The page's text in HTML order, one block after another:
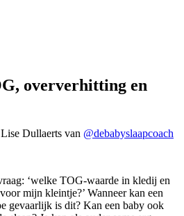
oververhitting en
Dullaerts van @debabyslaapcoach
‘welke TOG-waarde in kledij en
mijn kleintje?’ Wanneer kan een
gevaarlijk is dit? Kan een baby ook